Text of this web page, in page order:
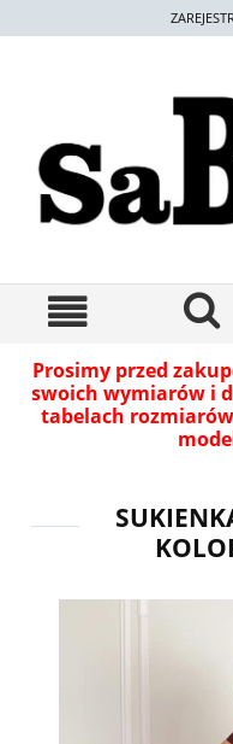
Prosimy przed
swoich wymiarów i
tabelach